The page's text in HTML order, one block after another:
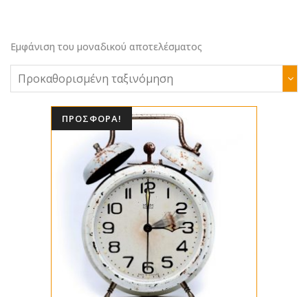
Εμφάνιση του μοναδικού αποτελέσματος
ΠΡΟΣΦΟΡΆ!